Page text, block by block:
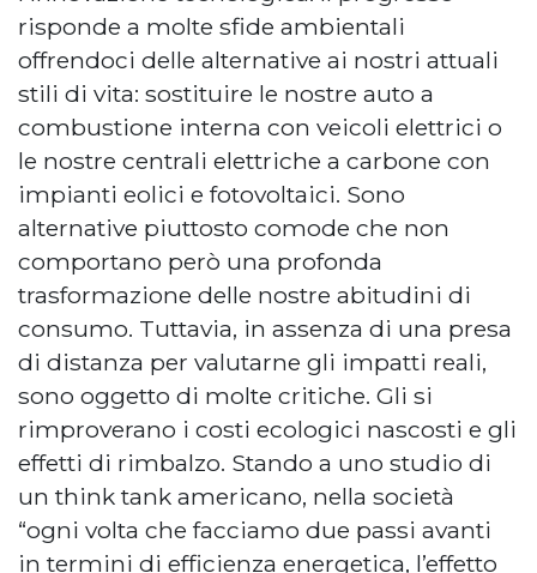
risponde a molte sfide ambientali
offrendoci delle alternative ai nostri attuali
stili di vita: sostituire le nostre auto a
combustione interna con veicoli elettrici o
le nostre centrali elettriche a carbone con
impianti eolici e fotovoltaici. Sono
alternative piuttosto comode che non
comportano però una profonda
trasformazione delle nostre abitudini di
consumo. Tuttavia, in assenza di una presa
di distanza per valutarne gli impatti reali,
sono oggetto di molte critiche. Gli si
rimproverano i costi ecologici nascosti e gli
effetti di rimbalzo. Stando a uno studio di
un think tank americano, nella società
“ogni volta che facciamo due passi avanti
in termini di efficienza energetica, l’effetto